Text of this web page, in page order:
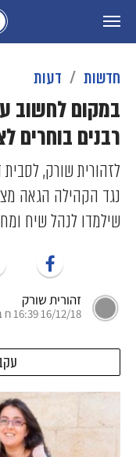
חדשות דעות
במקום לחשוב
רבנים בוחרים
לזהורית שורק,
נגד הקהילה הגאה
שילמדו לנהל שיח
זהורית שורק
16/12/18 16:39 ח בטבת התשעט